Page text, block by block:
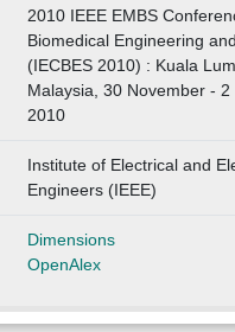
2010 IEEE EMBS
Biomedical Engineering
(IECBES 2010) : Kuala
Malaysia, 30 November - 2
2010
Institute of Electrical and
Engineers (IEEE)
Dimensions
OpenAlex